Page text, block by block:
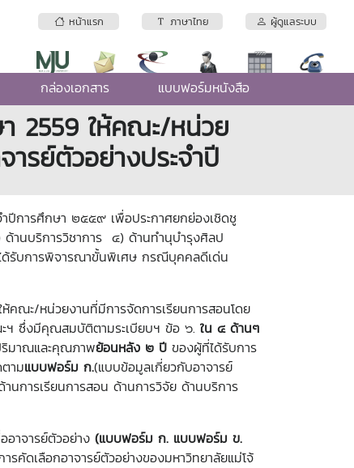
หน้าแรก ภาษาไทย ผู้ดูแลระบบ
กล่องเอกสาร แบบฟอร์มหนังสือ
2559 ให้คณะ/หน่วย
ารย์ตัวอย่างประจำปี
ารศึกษา ๒๕๕๙ เพื่อประกาศยกย่องเชิดชู
านบริการวิชาการ ๔) ด้านทำนุบำรุงศิลป
ได้รับการพิจารณาขั้นพิเศษ กรณีบุคคลดีเด่น
/หน่วยงานที่มีการจัดการเรียนการสอนโดย
ฯ ซึ่งมีคุณสมบัติตามระเบียบฯ ข้อ ๖. ใน ๔ ด้านๆ
ริมาณและคุณภาพย้อนหลัง ๒ ปี ของผู้ที่ได้รับการ
ามแบบฟอร์ม ก.(แบบข้อมูลเกี่ยวกับอาจารย์
นการเรียนการสอน ด้านการวิจัย ด้านบริการ
จารย์ตัวอย่าง (แบบฟอร์ม ก. แบบฟอร์ม ข.
คัดเลือกอาจารย์ตัวอย่างของมหาวิทยาลัยแม่โจ้